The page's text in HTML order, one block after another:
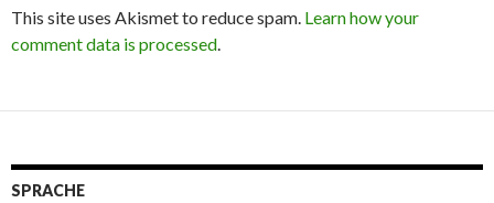
This site uses Akismet to reduce spam. Learn how your
comment data is processed
SPRACHE